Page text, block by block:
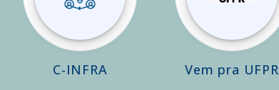
C-INFRA Vem pra UFPR